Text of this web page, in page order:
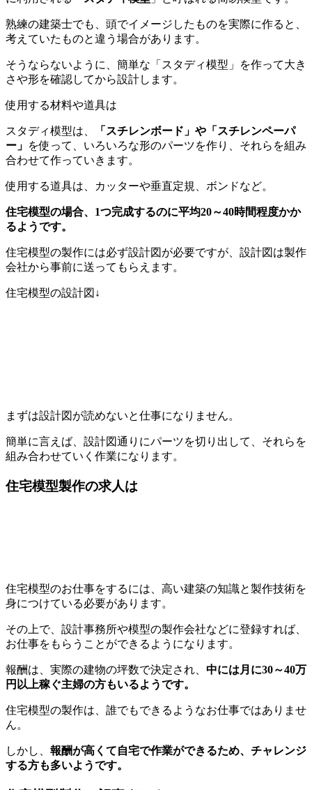
熟練の建築士でも、頭でイメージしたものを実際に作ると、
考えていたものと違う場合があります。
そうならないように、簡単な「スタディ模型」を作って大き
さや形を確認してから設計します。
使用する材料や道具は
スタディ模型は、
「スチレンボード」や「スチレンペーパ
ー」 を使って、いろいろな形のパーツを作り、それらを組み
合わせて作っていきます。
使用する道具は、カッターや垂直定規、ボンドなど。
住宅模型の場合、1つ完成するのに平均20～40時間程度かか
るようです。
住宅模型の製作には必ず設計図が必要ですが、設計図は製作
会社から事前に送ってもらえます。
住宅模型の設計図↓
まずは設計図が読めないと仕事になりません。
簡単に言えば、設計図通りにパーツを切り出して、それらを
組み合わせていく作業になります。
住宅模型製作の求人は
住宅模型のお仕事をするには、高い建築の知識と製作技術を
身につけている必要があります。
その上で、設計事務所や模型の製作会社などに登録すれば、
お仕事をもらうことができるようになります。
報酬は、実際の建物の坪数で決定され、 中には月に30～40万
円以上稼ぐ主婦の方もいるようです。
住宅模型の製作は、誰でもできるようなお仕事ではありませ
ん。
しかし、 報酬が高くて自宅で作業ができるため、チャレンジ
する方も多いようです。